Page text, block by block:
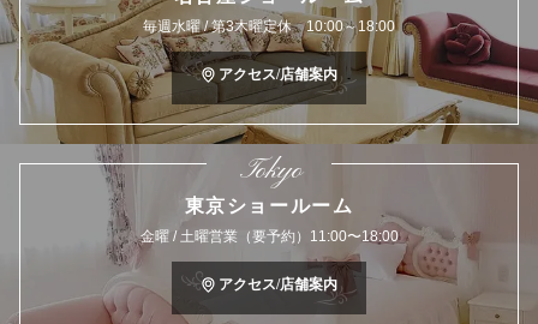
毎週水曜 / 第3木曜定休 10:00～18:00
アクセス/店舗案内
Tokyo
東京ショールーム
金曜 / 土曜営業（要予約）11:00〜18:00
アクセス/店舗案内